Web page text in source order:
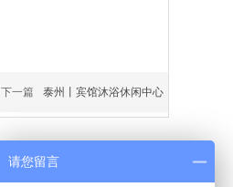
下一篇 泰州丨宾馆沐浴休闲中心
请您留言